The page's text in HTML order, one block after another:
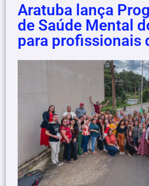
Aratuba lança
de Saúde Mental
para profissionais